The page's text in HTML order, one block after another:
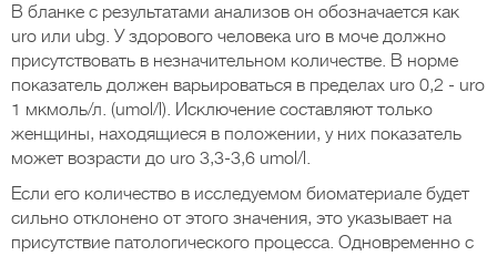
В бланке с результатами анализов он обозначается как
uro или ubg. У здорового человека uro в моче должно
присутствовать в незначительном количестве. В норме
показатель должен варьироваться в пределах uro 0,2 - uro
1 мкмоль/л. (umol/l). Исключение составляют только
женщины, находящиеся в положении, у них показатель
может возрасти до uro 3,3-3,6 umol/l.
Если его количество в исследуемом биоматериале будет
сильно отклонено от этого значения, это указывает на
присутствие патологического процесса. Одновременно с